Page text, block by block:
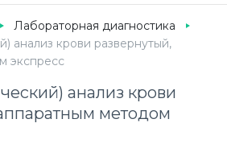
Лабораторная диагностика
анализ крови развернутый,
экспресс
анализ крови
методом